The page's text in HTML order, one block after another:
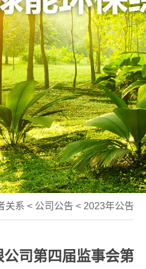
关系 < 公司公告 < 2023年公告
司第四届监事会第